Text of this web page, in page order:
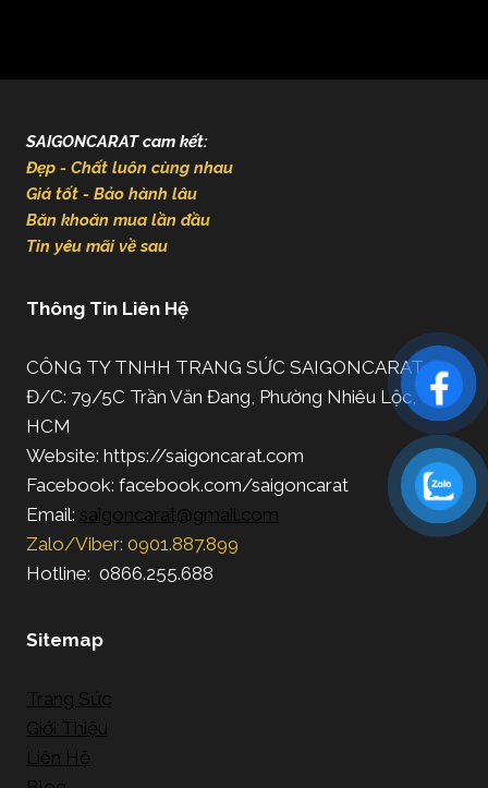
SAIGONCARAT cam kết:
Đẹp - Chất luôn cùng nhau
Giá tốt - Bảo hành lâu
Băn khoăn mua lần đầu
Tin yêu mãi về sau
Thông Tin Liên Hệ
CÔNG TY TNHH TRANG SỨC SAIGONCARAT
Đ/C: 79/5C Trần Văn Đang, Phường Nhiêu Lộc, TP.
HCM
Website: https://saigoncarat.com
Facebook: facebook.com/saigoncarat
Email: saigoncarat@gmail.com
Zalo/Viber: 0901.887.899
Hotline: 0866.255.688
Sitemap
Trang Sức
Giới Thiệu
Liên Hệ